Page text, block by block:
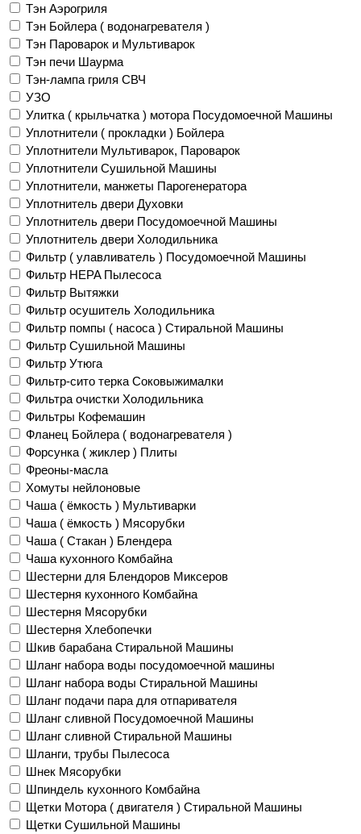
Тэн Аэрогриля
Тэн Бойлера ( водонагревателя )
Тэн Пароварок и Мультиварок
Тэн печи Шаурма
Тэн-лампа гриля СВЧ
УЗО
Улитка ( крыльчатка ) мотора Посудомоечной Машины
Уплотнители ( прокладки ) Бойлера
Уплотнители Мультиварок, Пароварок
Уплотнители Сушильной Машины
Уплотнители, манжеты Парогенератора
Уплотнитель двери Духовки
Уплотнитель двери Посудомоечной Машины
Уплотнитель двери Холодильника
Фильтр ( улавливатель ) Посудомоечной Машины
Фильтр HEPA Пылесоса
Фильтр Вытяжки
Фильтр осушитель Холодильника
Фильтр помпы ( насоса ) Стиральной Машины
Фильтр Сушильной Машины
Фильтр Утюга
Фильтр-сито терка Соковыжималки
Фильтра очистки Холодильника
Фильтры Кофемашин
Фланец Бойлера ( водонагревателя )
Форсунка ( жиклер ) Плиты
Фреоны-масла
Хомуты нейлоновые
Чаша ( ёмкость ) Мультиварки
Чаша ( ёмкость ) Мясорубки
Чаша ( Стакан ) Блендера
Чаша кухонного Комбайна
Шестерни для Блендоров Миксеров
Шестерня кухонного Комбайна
Шестерня Мясорубки
Шестерня Хлебопечки
Шкив барабана Стиральной Машины
Шланг набора воды посудомоечной машины
Шланг набора воды Стиральной Машины
Шланг подачи пара для отпаривателя
Шланг сливной Посудомоечной Машины
Шланг сливной Стиральной Машины
Шланги, трубы Пылесоса
Шнек Мясорубки
Шпиндель кухонного Комбайна
Щетки Мотора ( двигателя ) Стиральной Машины
Щетки Сушильной Машины